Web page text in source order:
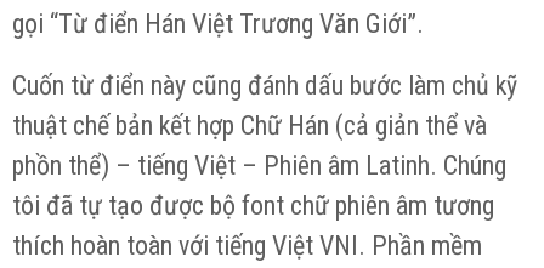
gọi “Từ điển Hán Việt Trương Văn Giới”.
Cuốn từ điển này cũng đánh dấu bước làm chủ kỹ
thuật chế bản kết hợp Chữ Hán (cả giản thể và
phồn thể) – tiếng Việt – Phiên âm Latinh. Chúng
tôi đã tự tạo được bộ font chữ phiên âm tương
thích hoàn toàn với tiếng Việt VNI. Phần mềm